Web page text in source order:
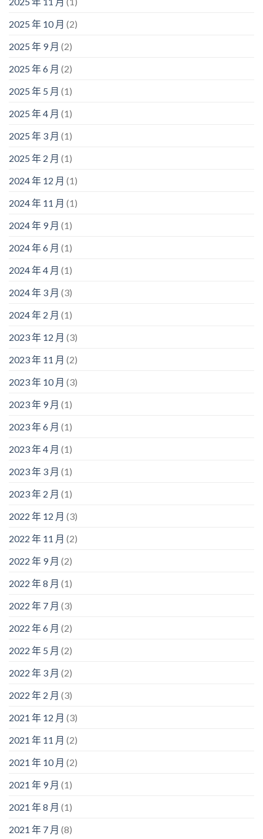
2025 年 10 月 (2)
2025 年 9 月 (2)
2025 年 6 月 (2)
2025 年 5 月 (1)
2025 年 4 月 (1)
2025 年 3 月 (1)
2025 年 2 月 (1)
2024 年 12 月 (1)
2024 年 11 月 (1)
2024 年 9 月 (1)
2024 年 6 月 (1)
2024 年 4 月 (1)
2024 年 3 月 (3)
2024 年 2 月 (1)
2023 年 12 月 (3)
2023 年 11 月 (2)
2023 年 10 月 (3)
2023 年 9 月 (1)
2023 年 6 月 (1)
2023 年 4 月 (1)
2023 年 3 月 (1)
2023 年 2 月 (1)
2022 年 12 月 (3)
2022 年 11 月 (2)
2022 年 9 月 (2)
2022 年 8 月 (1)
2022 年 7 月 (3)
2022 年 6 月 (2)
2022 年 5 月 (2)
2022 年 3 月 (2)
2022 年 2 月 (3)
2021 年 12 月 (3)
2021 年 11 月 (2)
2021 年 10 月 (2)
2021 年 9 月 (1)
2021 年 8 月 (1)
2021 年 7 月 (8)